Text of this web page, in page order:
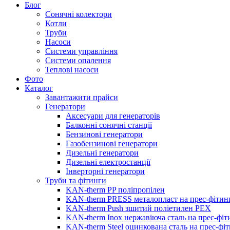
Блог
Сонячні колектори
Котли
Труби
Насоси
Системи управління
Системи опалення
Теплові насоси
Фото
Каталог
Завантажити прайси
Генератори
Аксесуари для генераторів
Балконні сонячні станції
Бензинові генератори
Газобензинові генератори
Дизельні генератори
Дизельні електростанції
Інверторні генератори
Труби та фітинги
KAN-therm PP поліпропілен
KAN-therm PRESS металопласт на прес-
KAN-therm Push зшитий поліетилен PEX
KAN-therm Inox нержавіюча сталь на прес-
KAN-therm Steel оцинкована сталь на прес-